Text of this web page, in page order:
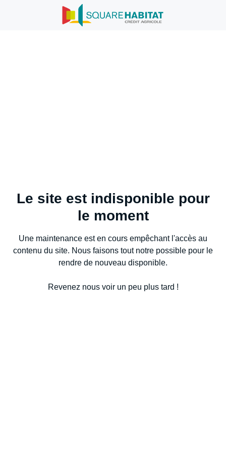
Le site est indisponible pour
le moment
Une maintenance est en cours empêchant l'accès au
contenu du site. Nous faisons tout notre possible pour le
rendre de nouveau disponible.
Revenez nous voir un peu plus tard !